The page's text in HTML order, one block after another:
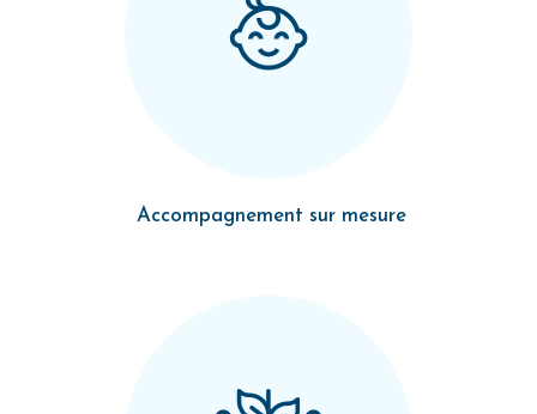
Accompagnement sur mesure